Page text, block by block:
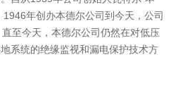
年创办本德尔公司到今天，公司
至今天，本德尔公司仍然在对低压
系统的绝缘监视和漏电保护技术方